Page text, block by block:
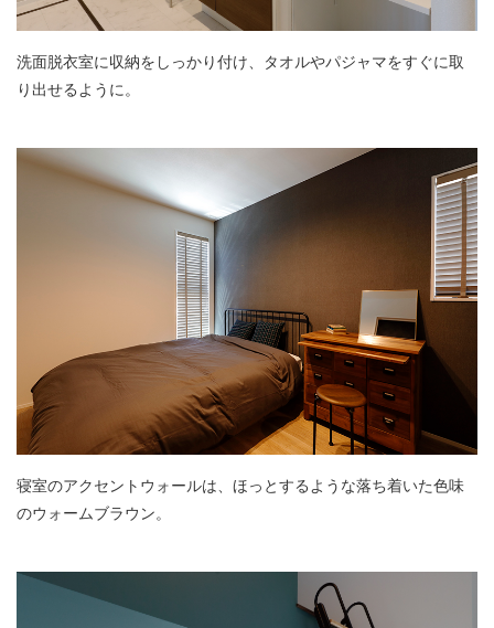
洗面脱衣室に収納をしっかり付け、タオルやパジャマをすぐに取
り出せるように。
寝室のアクセントウォールは、ほっとするような落ち着いた色味
のウォームブラウン。